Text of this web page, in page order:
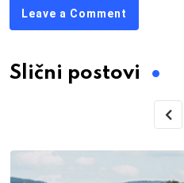
Leave a Comment
Slični postovi